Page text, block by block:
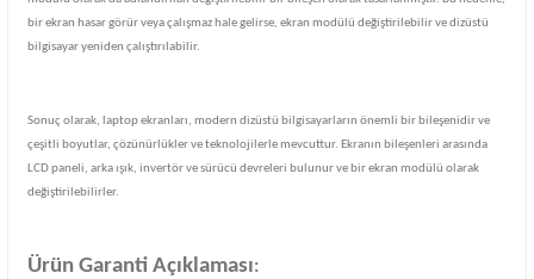
bir ekran hasar görür veya çalışmaz hale gelirse, ekran modülü değiştirilebilir ve dizüstü
bilgisayar yeniden çalıştırılabilir.
Sonuç olarak, laptop ekranları, modern dizüstü bilgisayarların önemli bir bileşenidir ve
çeşitli boyutlar, çözünürlükler ve teknolojilerle mevcuttur. Ekranın bileşenleri arasında
LCD paneli, arka ışık, invertör ve sürücü devreleri bulunur ve bir ekran modülü olarak
değiştirilebilirler.
Ürün Garanti Açıklaması: